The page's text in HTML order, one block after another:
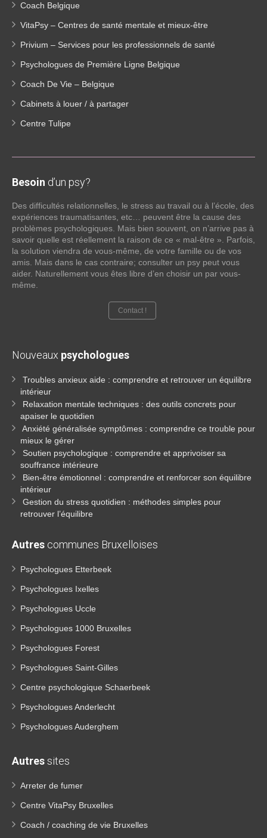
Coach Belgique
VitaPsy – Centres de santé mentale et mieux-être
Privium – Services pour les professionnels de santé
Psychologues de Première Ligne Belgique
Coach De Vie – Belgique
Cabinets à louer / à partager
Centre Tulipe
Besoin d’un psy?
Des difficultés relationnelles, le stress au travail ou à l’école, des
expériences traumatisantes, etc… peuvent être la cause des
problèmes psychologiques. Mais bien souvent, on n’arrive pas à
savoir quelle est réellement la raison de ce « mal-être ». Parfois,
la solution viendra de vous-même, de votre famille ou de vos
amis. Mais dans le cas contraire; consulter un psy peut vous
aider. Naturellement vous êtes libre d’en choisir un par vous-
même.
Contact !
Nouveaux psychologues
Troubles anxieux aide : comprendre et retrouver un équilibre
intérieur
Relaxation mentale techniques : des outils concrets pour
apaiser le quotidien
Anxiété généralisée symptômes : comprendre ce trouble pour
mieux le gérer
Soutien psychologique : comprendre et apprivoiser sa
souffrance intérieure
Bien-être émotionnel : comprendre et renforcer son équilibre
intérieur
Gestion du stress quotidien : méthodes simples pour
retrouver l’équilibre
Autres communes Bruxelloises
Psychologues Etterbeek
Psychologues Ixelles
Psychologues Uccle
Psychologues 1000 Bruxelles
Psychologues Forest
Psychologues Saint-Gilles
Centre psychologique Schaerbeek
Psychologues Anderlecht
Psychologues Auderghem
Autressites
Arreter de fumer
Centre VitaPsy Bruxelles
Coach / coaching de vie Bruxelles